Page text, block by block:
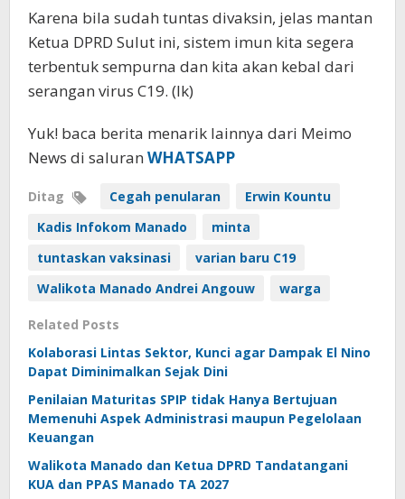
Karena bila sudah tuntas divaksin, jelas mantan
Ketua DPRD Sulut ini, sistem imun kita segera
terbentuk sempurna dan kita akan kebal dari
serangan virus C19. (lk)
Yuk! baca berita menarik lainnya dari Meimo
News di saluran WHATSAPP
Ditag Cegah penularan
Erwin Kountu
Kadis Infokom Manado
minta
tuntaskan vaksinasi
varian baru C19
Walikota Manado Andrei Angouw
warga
Related Posts
Kolaborasi Lintas Sektor, Kunci agar Dampak El Nino
Dapat Diminimalkan Sejak Dini
Penilaian Maturitas SPIP tidak Hanya Bertujuan
Memenuhi Aspek Administrasi maupun Pegelolaan
Keuangan
Walikota Manado dan Ketua DPRD Tandatangani
KUA dan PPAS Manado TA 2027